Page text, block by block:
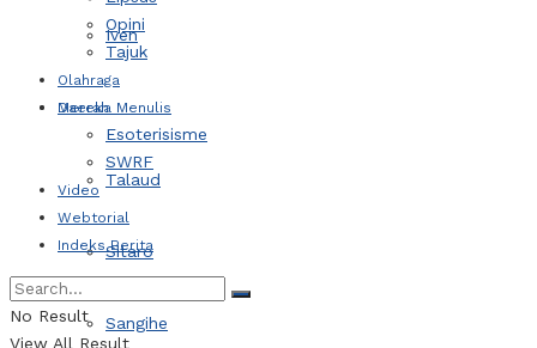
Iven
Daerah
Talaud
Sitaro
Sangihe
Opini
Tajuk
Olahraga
Mereka Menulis
Esoterisisme
SWRF
Video
Webtorial
Indeks Berita
No Result
View All Result